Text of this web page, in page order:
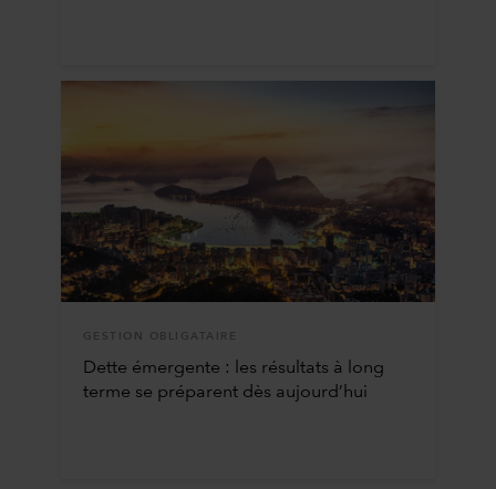
GESTION OBLIGATAIRE
Dette émergente : les résultats à long
terme se préparent dès aujourd’hui